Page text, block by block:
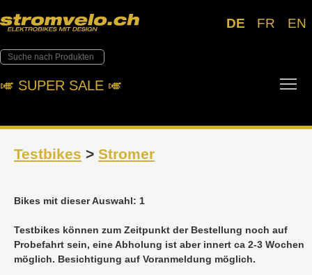
DE FR EN
🎺︎ SUPER SALE 🎺︎
Testbikes > Stromer
Bikes mit dieser Auswahl: 1
Testbikes können zum Zeitpunkt der Bestellung noch auf
Probefahrt sein, eine Abholung ist aber innert ca 2-3 Wochen
möglich. Besichtigung auf Voranmeldung möglich.